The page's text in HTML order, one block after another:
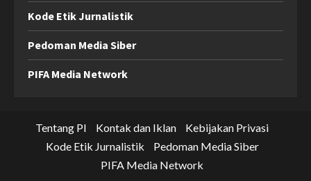
Kode Etik Jurnalistik
Pedoman Media Siber
PIFA Media Network
Tentang PI Kontak dan Iklan
Kebijakan Privasi
Kode Etik Jurnalistik
Pedoman Media Siber
PIFA Media Network